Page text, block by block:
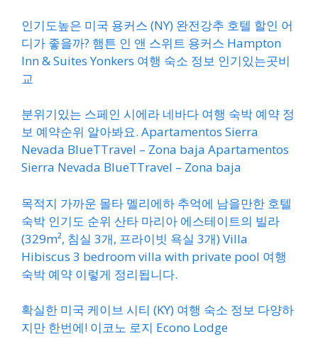
인기도높은 미국 용커스 (NY) 완전강추 호텔 할인 어
디가 좋을까? 햄튼 인 앤 스위트 용커스 Hampton
Inn & Suites Yonkers 여행 숙소 정보 인기있는곳비
교
분위기있는 스페인 시에라 네바다 여행 숙박 예약 정
보 예약순위 알아봐요. Apartamentos Sierra
Nevada BlueTTravel – Zona baja Apartamentos
Sierra Nevada BlueTTravel – Zona baja
목적지 가까운 몰타 멜리에하 추억에 남을만한 호텔
숙박 인기도 순위 산타 마리아 에스테이트의 빌라
(329m², 침실 3개, 프라이빗 욕실 3개) Villa
Hibiscus 3 bedroom villa with private pool 여행
숙박 예약 이렇게 정리됩니다.
확실한 미국 케이브 시티 (KY) 여행 숙소 정보 다양하
지만 한번에! 이코노 로지 Econo Lodge